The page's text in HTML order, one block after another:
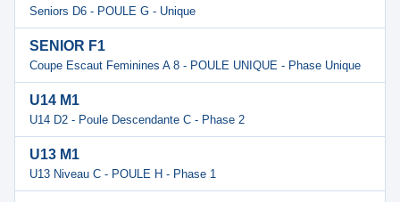
Seniors D6 - POULE G - Unique
SENIOR F1
Coupe Escaut Feminines A 8 - POULE UNIQUE - Phase Unique
U14 M1
U14 D2 - Poule Descendante C - Phase 2
U13 M1
U13 Niveau C - POULE H - Phase 1